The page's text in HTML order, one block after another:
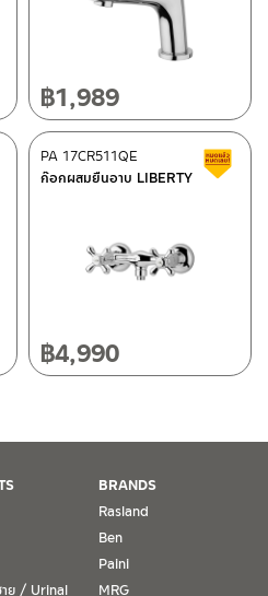
างโพงพาง เขตยานนาวา กรุงเทพฯ
/ 091-545-0556
ปูเลย อ.ดอยสะเก็ด เชียงใหม่
น.
การซื้อ หรือ ใบเสร็จ โดยทางบริษัทฯ
สำคัญ ทางบริษัทฯ ไม่สามารถให้
ไม่มีเอกสารดังกล่าว
฿1,989
สินค้าลดราคา เคลียร์สต็อก
ก๊อกผสมยืนอาบ LIBERTY
PA 17CR511QE
฿4,990
าย / Urinal
BRANDS
Rasland
Ben
Paini
MRG